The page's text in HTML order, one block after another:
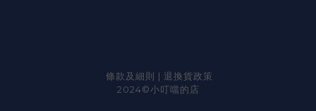
條款及細則 | 退換貨政策
2024©小叮噹的店